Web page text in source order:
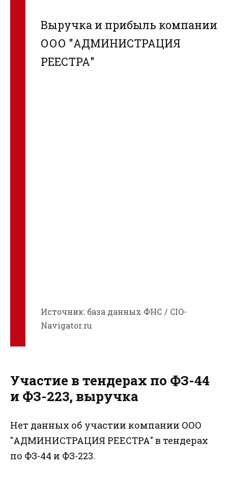
Выручка и прибыль компании
ООО "АДМИНИСТРАЦИЯ
РЕЕСТРА"
Источник: база данных ФНС / CIO-
Navigator.ru
Участие в тендерах по ФЗ-44
и ФЗ-223, выручка
Нет данных об участии компании ООО
"АДМИНИСТРАЦИЯ РЕЕСТРА" в тендерах
по ФЗ-44 и ФЗ-223.